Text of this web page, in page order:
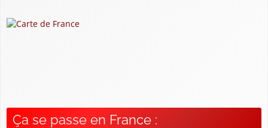
Ça se passe en France :